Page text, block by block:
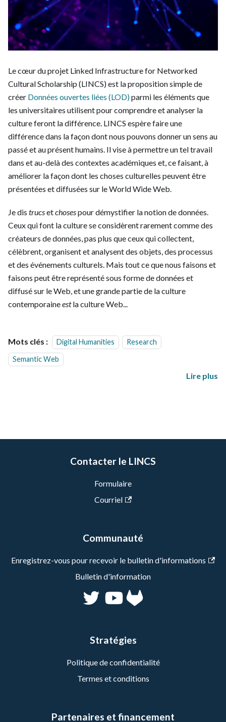
Le cœur du projet Linked Infrastructure for Networked
Cultural Scholarship (LINCS) est la proposition simple de
créer Données ouvertes liées (LOD)parmi les éléments que
les universitaires utilisent pour comprendre et analyser la
culture feront la différence. LINCS espère faire une
différence dans la façon dont nous pouvons donner un sens au
passé et au présent humains. Il vise à permettre un tel travail
dans et au-delà des contextes académiques et, ce faisant, à
améliorer la façon dont les choses culturelles peuvent être
présentées et diffusées sur le World Wide Web.
Je dis trucsetchosespour démystifier la notion de données.
Ceux qui font la culture se considèrent rarement comme des
créateurs de données, pas plus que ceux qui collectent,
célèbrent, organisent et analysent des objets, des processus
et des événements culturels. Mais tout ce que nous faisons et
faisons peut être représenté sous forme de données et
diffusé sur le Web, et une grande partie de la culture
contemporaineestla culture Web...
Mots clés : Digital Humanities
Research
Semantic Web
Lire plus
Contacter le LINCS
Formulaire
Courriel
Communauté
Enregistrez-vous pour recevoir le bulletin d'informations
Bulletin d'information
Stratégies
Politique de confidentialité
Termes et conditions
Partenaires et financement